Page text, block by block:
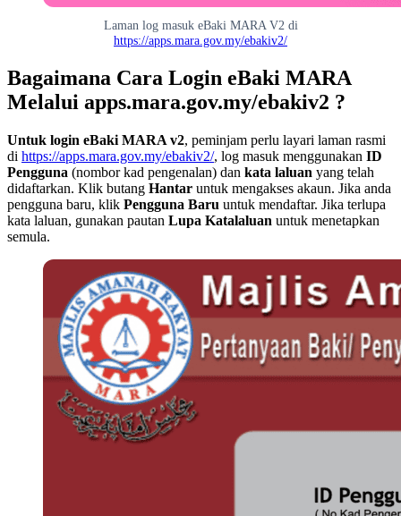
Laman log masuk eBaki MARA V2 di
https://apps.mara.gov.my/ebakiv2/
Bagaimana Cara Login eBaki MARA
Melalui apps.mara.gov.my/ebakiv2 ?
Untuk login eBaki MARA v2, peminjam perlu layari laman rasmi
di https://apps.mara.gov.my/ebakiv2/, log masuk menggunakan ID
Pengguna (nombor kad pengenalan) dan kata laluan yang telah
didaftarkan. Klik butang Hantar untuk mengakses akaun. Jika anda
pengguna baru, klik Pengguna Baru untuk mendaftar. Jika terlupa
kata laluan, gunakan pautan Lupa Katalaluan untuk menetapkan
semula.